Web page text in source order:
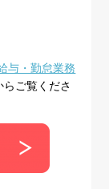
与・勤怠業務
らご覧くださ